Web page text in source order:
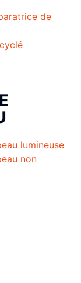
de
lumineuse
non